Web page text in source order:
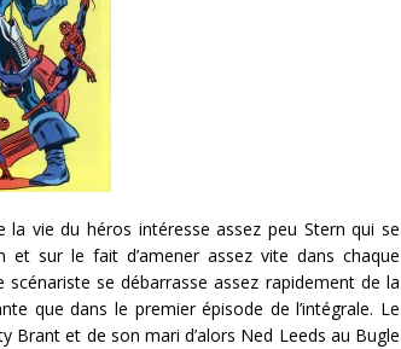
vie du héros intéresse assez peu Stern qui se
sur le fait d’amener assez vite dans chaque
se débarrasse assez rapidement de la
que dans le premier épisode de l’intégrale. Le
et de son mari d’alors Ned Leeds au Bugle